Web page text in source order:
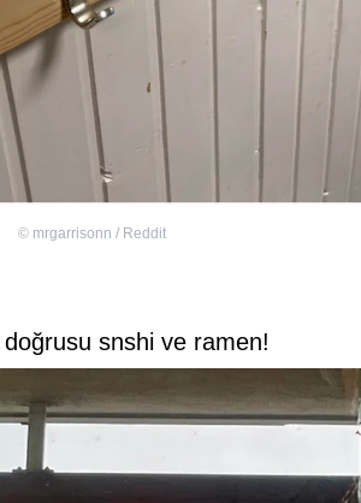
© mrgarrisonn / Reddit
snshi ve ramen!